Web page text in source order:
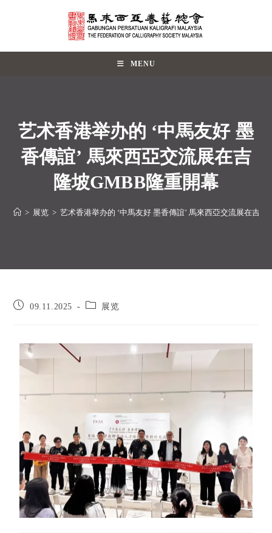
MENU
艺术香港举办的 ‘中馬友好 墨
香傳誼’ 馬來西亞交流展在吉
隆坡GMBB隆重開幕
> 展览 > 艺术香港举办的 ‘中馬友好 墨香傳誼’ 馬來西亞交流展在吉
09.11.2025 展览